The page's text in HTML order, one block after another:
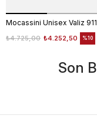
Mocassini Unisex Valiz
₺4.252,50
₺4.725,00 %10
Son